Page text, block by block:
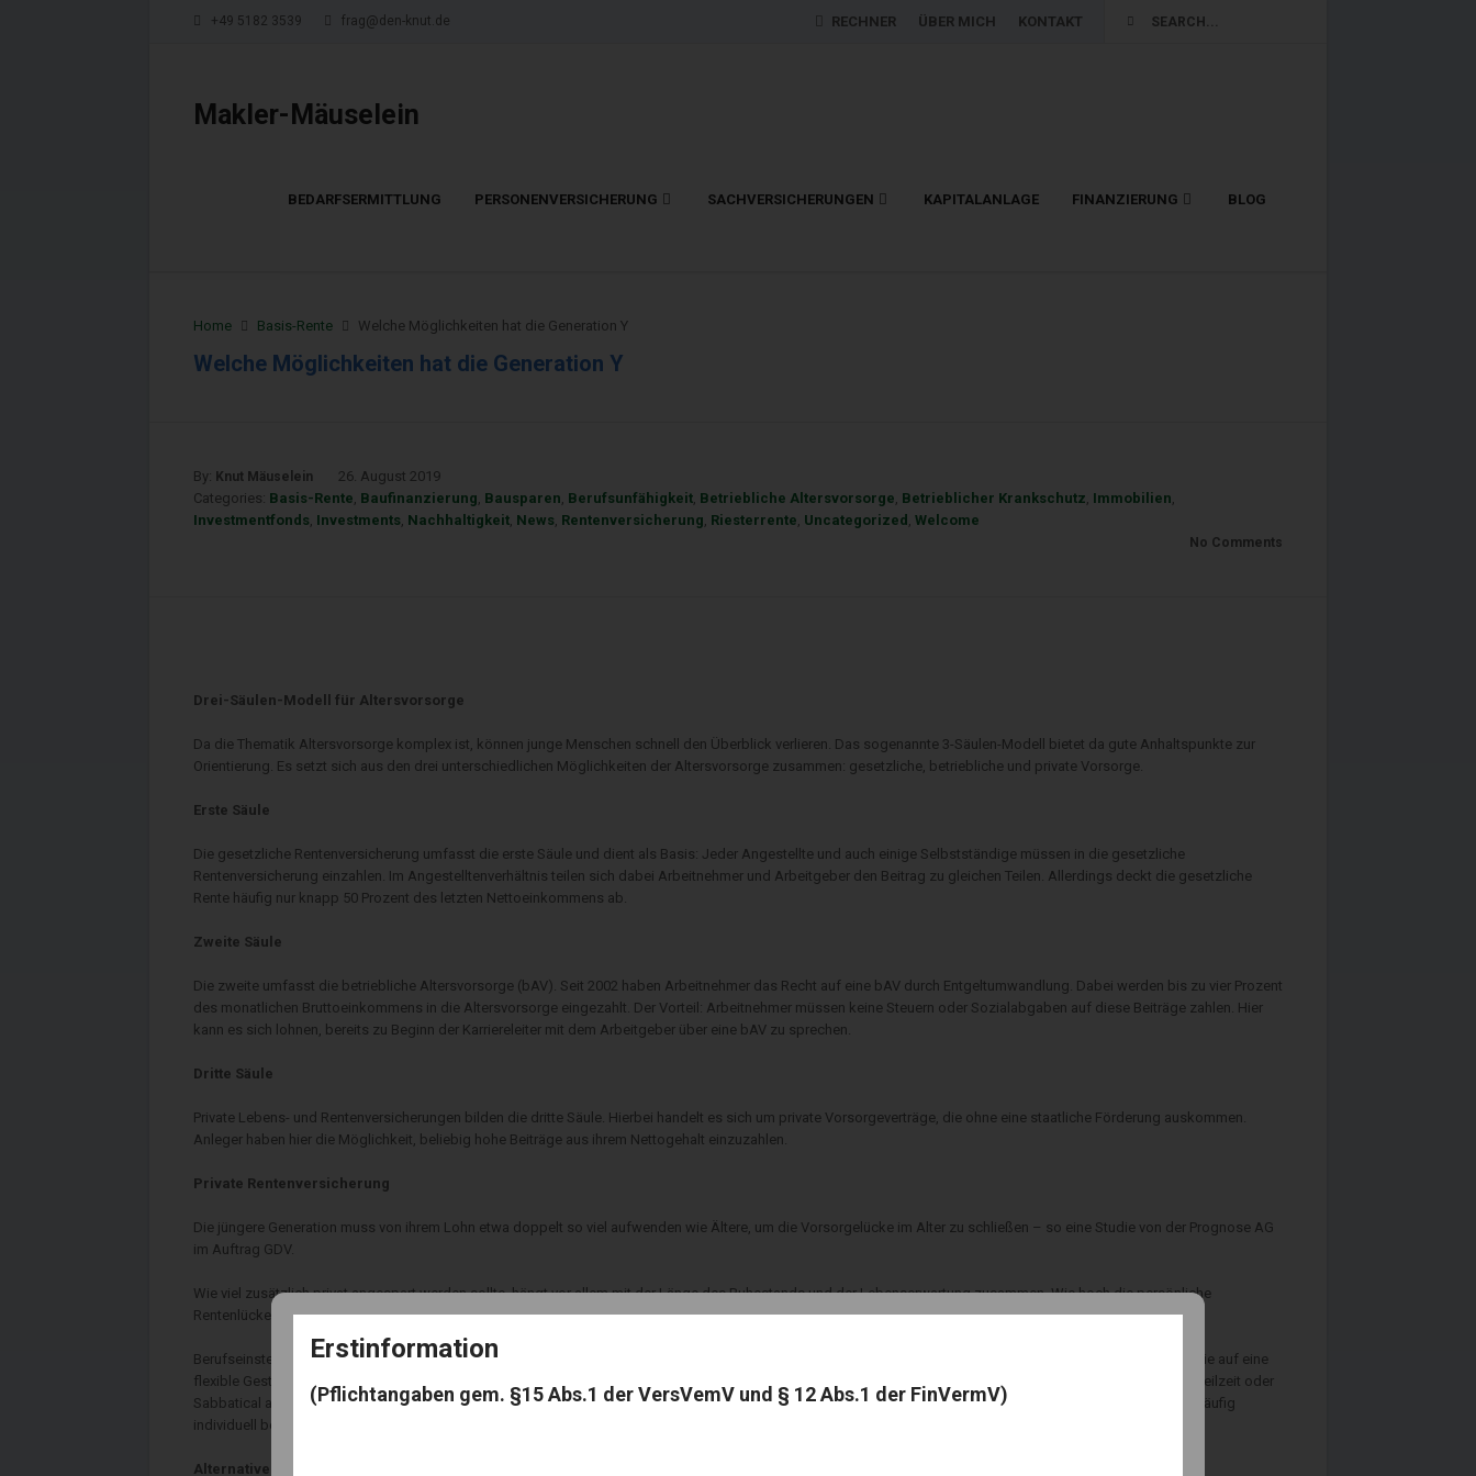
+49 5182 3539 frag@den-knut.de RECHNER ÜBER MICH KONTAKT
Makler-Mäuselein
BEDARFSERMITTLUNG PERSONENVERSICHERUNG SACHVERSICHERUNGEN KAPITALANLAGE FINANZIERUNG BLOG
Home Basis-Rente Welche Möglichkeiten hat die Generation Y
Welche Möglichkeiten hat die Generation Y
By: Knut Mäuselein
26. August 2019
Categories: Basis-Rente, Baufinanzierung, Bausparen, Berufsunfähigkeit, Betriebliche Altersvorsorge, Betrieblicher Krankschutz, Immobilien,
Investmentfonds, Investments, Nachhaltigkeit, News, Rentenversicherung, Riesterrente, Uncategorized , Welcome
No Comments
Drei-Säulen-Modell für Altersvorsorge
Da die Thematik Altersvorsorge komplex ist, können junge Menschen schnell den Überblick verlieren. Das sogenannte 3-Säulen-Modell bietet da gute Anhaltspunkte zur
Orientierung. Es setzt sich aus den drei unterschiedlichen Möglichkeiten der Altersvorsorge zusammen: gesetzliche, betriebliche und private Vorsorge.
Erste Säule
Die gesetzliche Rentenversicherung umfasst die erste Säule und dient als Basis: Jeder Angestellte und auch einige Selbstständige müssen in die gesetzliche
Rentenversicherung einzahlen. Im Angestelltenverhältnis teilen sich dabei Arbeitnehmer und Arbeitgeber den Beitrag zu gleichen Teilen. Allerdings deckt die gesetzliche
Rente häufig nur knapp 50 Prozent des letzten Nettoeinkommens ab.
Zweite Säule
Die zweite umfasst die betriebliche Altersvorsorge (bAV). Seit 2002 haben Arbeitnehmer das Recht auf eine bAV durch Entgeltumwandlung. Dabei werden bis zu vier Prozent
des monatlichen Bruttoeinkommens in die Altersvorsorge eingezahlt. Der Vorteil: Arbeitnehmer müssen keine Steuern oder Sozialabgaben auf diese Beiträge zahlen. Hier
kann es sich lohnen, bereits zu Beginn der Karriereleiter mit dem Arbeitgeber über eine bAV zu sprechen.
Dritte Säule
Private Lebens- und Rentenversicherungen bilden die dritte Säule. Hierbei handelt es sich um private Vorsorgeverträge, die ohne eine staatliche Förderung auskommen.
Anleger haben hier die Möglichkeit, beliebig hohe Beiträge aus ihrem Nettogehalt einzuzahlen.
Private Rentenversicherung
Die jüngere Generation muss von ihrem Lohn etwa doppelt so viel aufwenden wie Ältere, um die Vorsorgelücke im Alter zu schließen – so eine Studie von der Prognose AG
im Auftrag GDV.
Wie viel zusätzlich privat angespart werden sollte, hängt vor allem mit der Länge des Ruhestands und der Lebenserwartung zusammen. Wie hoch die persönliche
Rentenlücke voraussichtlich sein wird, zeigt der Rentenrechner des GDV.
Berufseinsteiger haben die Möglichkeit, eine private Rentenversicherung bereits ab einem monatlichen Beitrag von 30 bis 50 Euro abzuschließen. Dabei sollten sie auf eine
flexible Gestaltung der Versicherung achten. Die Beiträge sollten sich an die verschiedenen Lebensabschnitte wie Berufswechsel, Hochzeit, Familiengründung, Teilzeit oder
Sabbatical anpassen oder zeitweise auch aussetzen lassen. Sparer können bei der privaten Absicherung das Renteneintrittsalter und den Auszahlungsmodus häufig
individuell bestimmen.
Alternativen gibt es zum Vermögensaufbau
Erstinformation
(Pflichtangaben gem. §15 Abs.1 der VersVemV und § 12 Abs.1 der FinVermV)